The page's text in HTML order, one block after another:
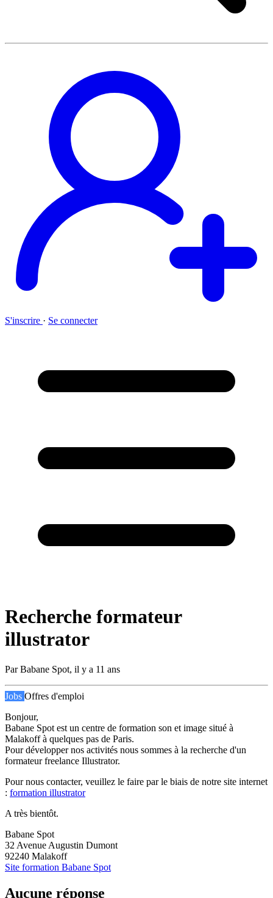
S'inscrire · Se connecter
Recherche formateur
illustrator
ParBabane Spot, il y a 11 ans
Jobs Offres d'emploi
Bonjour,
Babane Spot est un centre de formation son et image situé à
Malakoff à quelques pas de Paris.
Pour développer nos activités nous sommes à la recherche d'un
formateur freelance Illustrator.
Pour nous contacter, veuillez le faire par le biais de notre site internet
: formation illustrator
A très bientôt.
Babane Spot
32 Avenue Augustin Dumont
92240 Malakoff
Site formation Babane Spot
Aucune réponse